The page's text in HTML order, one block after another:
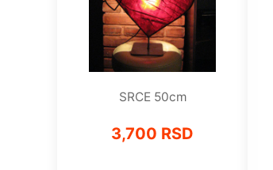
SRCE 50cm
3,700 RSD